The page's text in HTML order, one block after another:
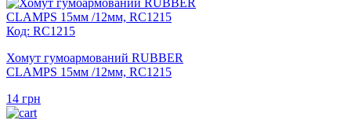
Код: RC1215
Хомут гумоармований RUBBER
CLAMPS 15мм /12мм, RC1215
14 грн